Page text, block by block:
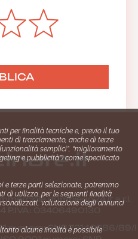
di Impiego24.it s.r.l.
P.IVA: 03406490130
numero: SNR 73140386/89/I
per finalità tecniche e, previo il tuo
di tracciamento, anche di terze
semplici”, “miglioramento
e pubblicità”) come specificato
e terze parti selezionate, potremmo
di utilizzo, per le seguenti finalità
valutazione degli annunci
alcune finalità è possibile